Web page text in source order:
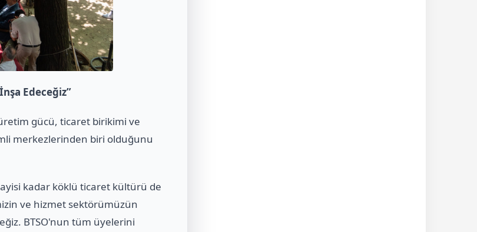
Edeceğiz”
gücü, ticaret birikimi ve
merkezlerinden biri olduğunu
kadar köklü ticaret kültürü de
ve hizmet sektörümüzün
BTSO'nun tüm üyelerini